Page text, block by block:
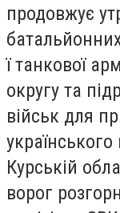
продовжує
ї танкової
округу та
військ для
Курській
ворог